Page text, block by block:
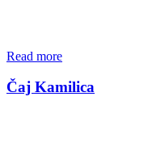
Read more
Čaj Kamilica